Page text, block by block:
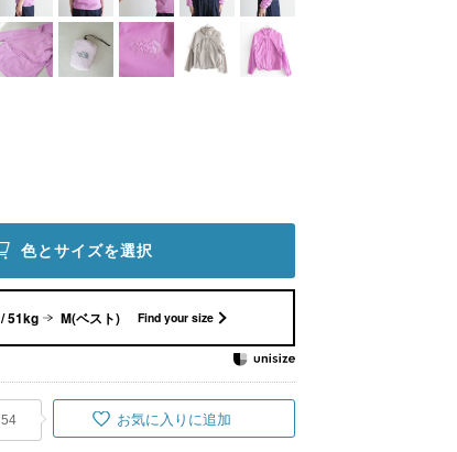
色とサイズを選択
51kg M(ベスト) Find your size
54 お気に入りに追加